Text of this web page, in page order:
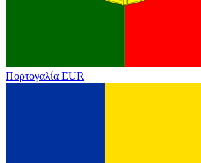
Πορτογαλία EUR